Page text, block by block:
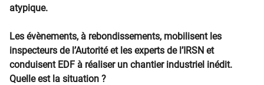
atypique.
Les évènements, à rebondissements, mobilisent les
inspecteurs de l’Autorité et les experts de l’IRSN et
conduisent EDF à réaliser un chantier industriel inédit.
Quelle est la situation ?